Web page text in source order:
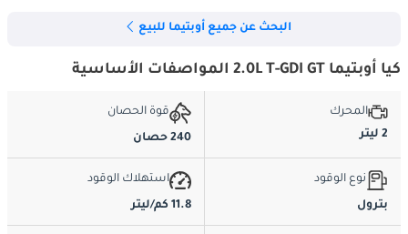
البحث عن جميع أوبتيما للبيع
كيا أوبتيما 2.0L T-GDI GT المواصفات الأساسية
المحرك
2 ليتر
قوة الحصان
240 حصان
نوع الوقود
بترول
استهلاك الوقود
11.8 كم/ليتر